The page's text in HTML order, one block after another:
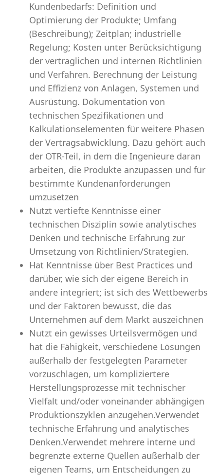
Kundenbedarfs: Definition und
Optimierung der Produkte; Umfang
(Beschreibung); Zeitplan; industrielle
Regelung; Kosten unter Berücksichtigung
der vertraglichen und internen Richtlinien
und Verfahren. Berechnung der Leistung
und Effizienz von Anlagen, Systemen und
Ausrüstung. Dokumentation von
technischen Spezifikationen und
Kalkulationselementen für weitere Phasen
der Vertragsabwicklung. Dazu gehört auch
der OTR-Teil, in dem die Ingenieure daran
arbeiten, die Produkte anzupassen und für
bestimmte Kundenanforderungen
umzusetzen
Nutzt vertiefte Kenntnisse einer
technischen Disziplin sowie analytisches
Denken und technische Erfahrung zur
Umsetzung von Richtlinien/Strategien.
Hat Kenntnisse über Best Practices und
darüber, wie sich der eigene Bereich in
andere integriert; ist sich des Wettbewerbs
und der Faktoren bewusst, die das
Unternehmen auf dem Markt auszeichnen
Nutzt ein gewisses Urteilsvermögen und
hat die Fähigkeit, verschiedene Lösungen
außerhalb der festgelegten Parameter
vorzuschlagen, um kompliziertere
Herstellungsprozesse mit technischer
Vielfalt und/oder voneinander abhängigen
Produktionszyklen anzugehen.Verwendet
technische Erfahrung und analytisches
Denken.Verwendet mehrere interne und
begrenzte externe Quellen außerhalb der
eigenen Teams, um Entscheidungen zu